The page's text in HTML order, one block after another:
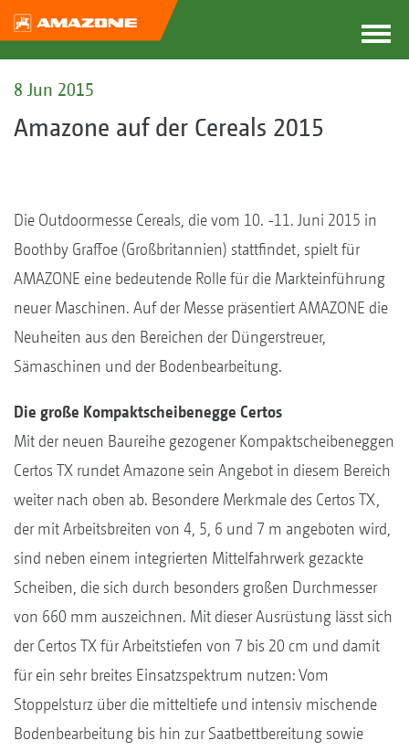
8 Jun 2015
Amazone auf der Cereals 2015
Die Outdoormesse Cereals, die vom 10. -11. Juni 2015 in
Boothby Graffoe (Großbritannien) stattfindet, spielt für
AMAZONE eine bedeutende Rolle für die Markteinführung
neuer Maschinen. Auf der Messe präsentiert AMAZONE die
Neuheiten aus den Bereichen der Düngerstreuer,
Sämaschinen und der Bodenbearbeitung.
Die große Kompaktscheibenegge Certos
Mit der neuen Baureihe gezogener Kompaktscheibeneggen
Certos TX rundet Amazone sein Angebot in diesem Bereich
weiter nach oben ab. Besondere Merkmale des Certos TX,
der mit Arbeitsbreiten von 4, 5, 6 und 7 m angeboten wird,
sind neben einem integrierten Mittelfahrwerk gezackte
Scheiben, die sich durch besonders großen Durchmesser
von 660 mm auszeichnen. Mit dieser Ausrüstung lässt sich
der Certos TX für Arbeitstiefen von 7 bis 20 cm und damit
für ein sehr breites Einsatzspektrum nutzen: Vom
Stoppelsturz über die mitteltiefe und intensiv mischende
Bodenbearbeitung bis hin zur Saatbettbereitung sowie